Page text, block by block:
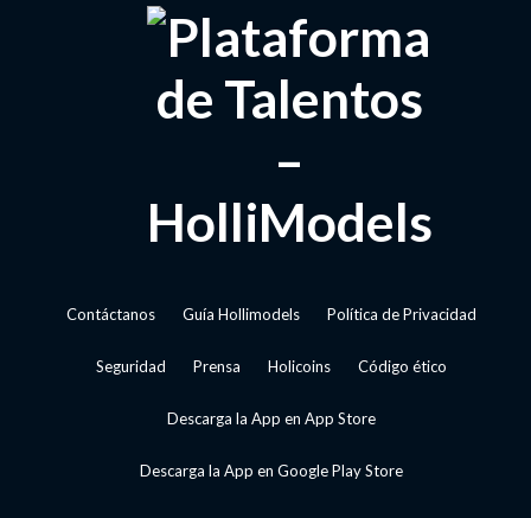
Contáctanos Guía Hollimodels Política de Privacidad
Seguridad Prensa Holicoins Código ético
Descarga la App en App Store
Descarga la App en Google Play Store